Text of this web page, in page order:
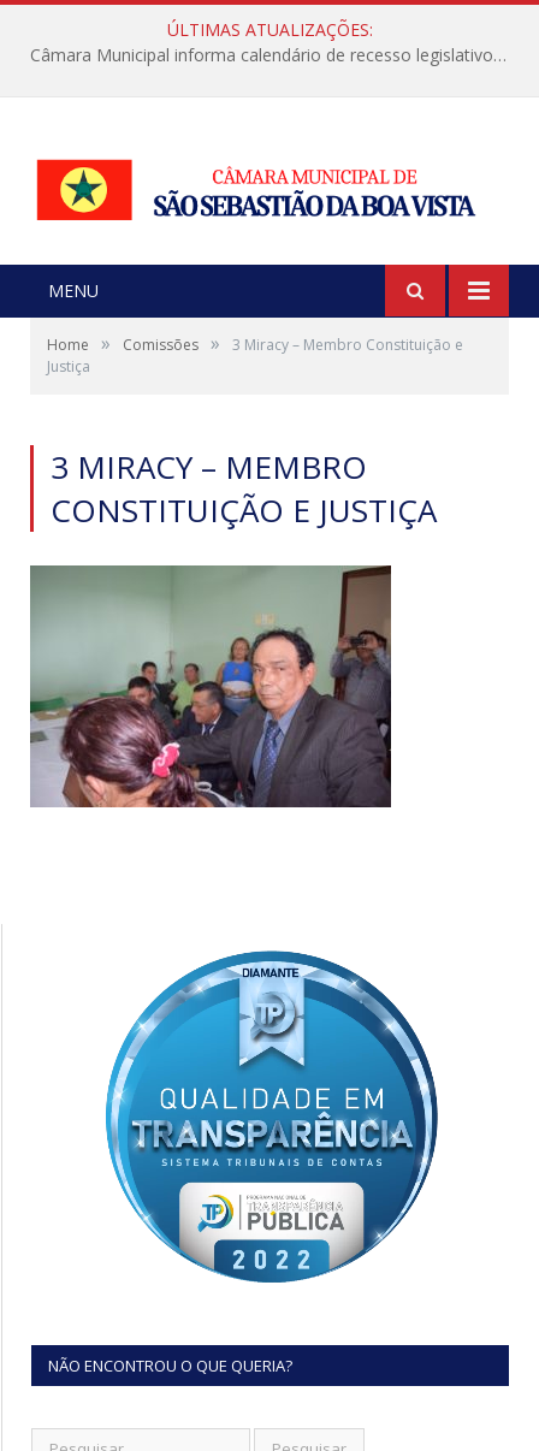
ÚLTIMAS ATUALIZAÇÕES:
Câmara Municipal informa calendário de recesso legislativo de julho
MENU
Home » Comissões »
3 Miracy – Membro Constituição e
Justiça
3 MIRACY – MEMBRO
CONSTITUIÇÃO E JUSTIÇA
NÃO ENCONTROU O QUE QUERIA?